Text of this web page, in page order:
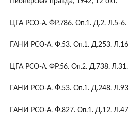
ЦГА РСО-А. ФР.786. Оп.1. Д.2. Л.5-6.
ГАНИ РСО-А. Ф.53. Оп.1. Д.253.
ЦГА РСО-А. ФР.56. Оп.2. Д.738. Л.31.
ГАНИ РСО-А. Ф.53. Оп.1. Д.248.
ГАНИ РСО-А. Ф.827. Оп.1. Д.12.